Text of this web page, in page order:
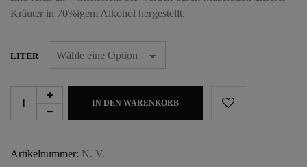
Kräuter in 70%igem Alkohol hergestellt.
LITER
IN DEN WARENKORB
Artikelnummer: N. V.